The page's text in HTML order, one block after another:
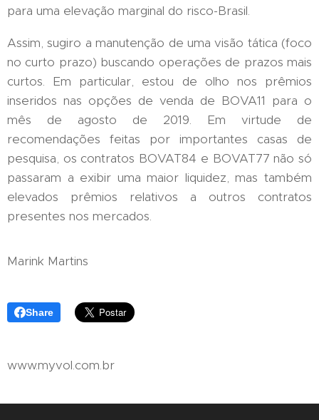
para uma elevação marginal do risco-Brasil.
Assim, sugiro a manutenção de uma visão tática (foco
no curto prazo) buscando operações de prazos mais
curtos. Em particular, estou de olho nos prêmios
inseridos nas opções de venda de BOVA11 para o
mês de agosto de 2019. Em virtude de
recomendações feitas por importantes casas de
pesquisa, os contratos BOVAT84 e BOVAT77 não só
passaram a exibir uma maior liquidez, mas também
elevados prêmios relativos a outros contratos
presentes nos mercados.
Marink Martins
Share
www.myvol.com.br